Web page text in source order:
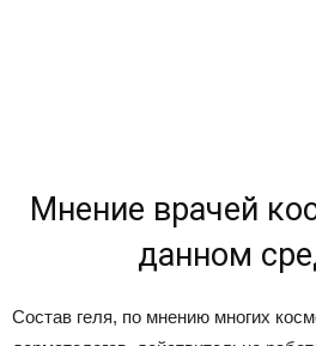
Мнение врачей
данном
Состав геля, по мнению многих